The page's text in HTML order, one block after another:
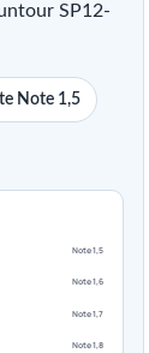
SP12-
Note 1,5
Note 1,5
Note 1,6
Note 1,7
Note 1,8